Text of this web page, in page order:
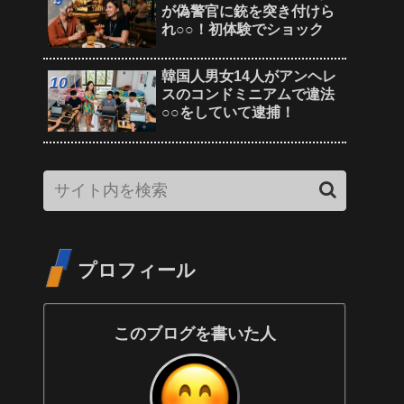
が偽警官に銃を突き付けら
れ○○！初体験でショック
韓国人男女14人がアンヘレ
スのコンドミニアムで違法
○○をしていて逮捕！
プロフィール
このブログを書いた人